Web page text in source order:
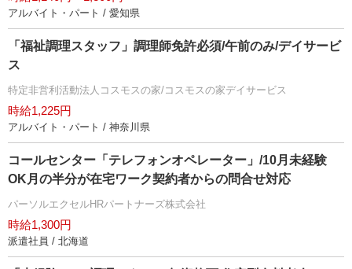
アルバイト・パート / 愛知県
「福祉調理スタッフ」調理師免許必須/午前のみ/デイサービ
ス
特定非営利活動法人コスモスの家/コスモスの家デイサービス
時給1,225円
アルバイト・パート / 神奈川県
コールセンター「テレフォンオペレーター」/10月未経験
OK月の半分が在宅ワーク契約者からの問合せ対応
パーソルエクセルHRパートナーズ株式会社
時給1,300円
派遣社員 / 北海道